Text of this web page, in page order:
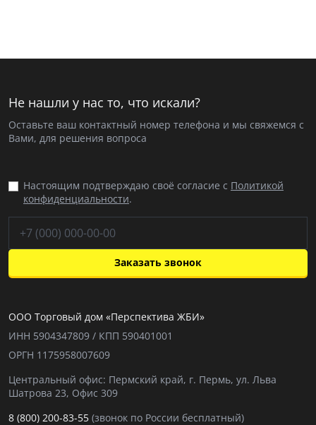
Не нашли у нас то, что искали?
Оставьте ваш контактный номер телефона и мы свяжемся с
Вами, для решения вопроса
Настоящим подтверждаю своё согласие с Политикой
конфиденциальности.
Заказать звонок
ООО Торговый дом «Перспектива ЖБИ»
ИНН 5904347809 / КПП 590401001
ОРГН 1175958007609
Центральный офис: Пермский край, г. Пермь, ул. Льва
Шатрова 23, Офис 309
8 (800) 200-83-55 (звонок по России бесплатный)